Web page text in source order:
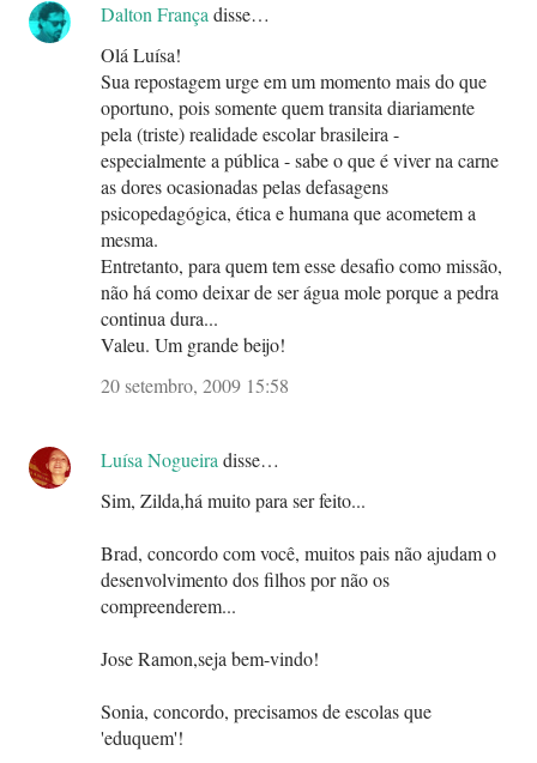
Dalton Françadisse…
Olá Luísa!
Sua repostagem urge em um momento mais do que
oportuno, pois somente quem transita diariamente
pela (triste) realidade escolar brasileira -
especialmente a pública - sabe o que é viver na carne
as dores ocasionadas pelas defasagens
psicopedagógica, ética e humana que acometem a
mesma.
Entretanto, para quem tem esse desafio como missão,
não há como deixar de ser água mole porque a pedra
continua dura...
Valeu. Um grande beijo!
20 setembro, 2009 15:58
Luísa Nogueiradisse…
Sim, Zilda,há muito para ser feito...
Brad, concordo com você, muitos pais não ajudam o
desenvolvimento dos filhos por não os
compreenderem...
Jose Ramon,seja bem-vindo!
Sonia, concordo, precisamos de escolas que
'eduquem'!